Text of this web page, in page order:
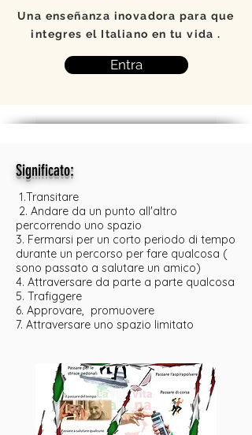
Una enseñanza inovadora para que
integres el Italiano en tu vida .
Entra
Significato:
1.Transitare
2. Andare da un punto all'altro
percorrendo uno spazio
3. Fermarsi per un corto periodo di tempo
durante un percorso per fare qualcosa (
sono passato a salutare un amico)
4. Attraversare da parte a parte qualcosa
5. Trafiggere
6. Approvare, promuovere
7. Attraversare uno spazio limitato